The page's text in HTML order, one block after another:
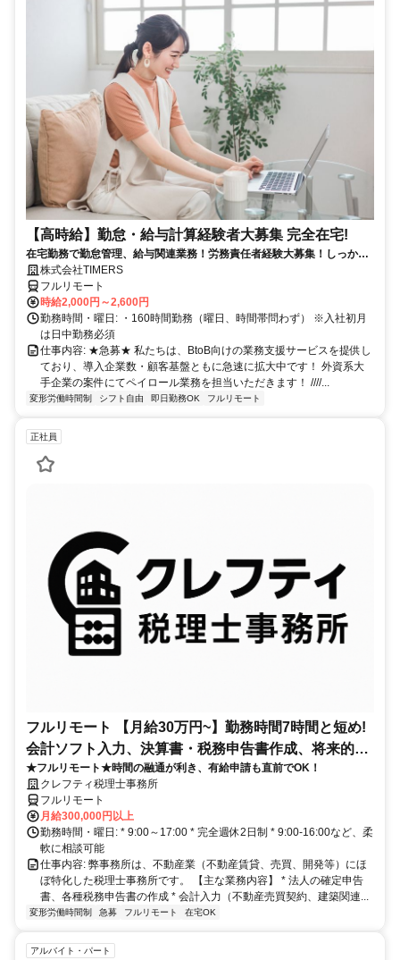
【高時給】勤怠・給与計算経験者大募集 完全在宅!
在宅勤務で勤怠管理、給与関連業務！労務責任者経験大募集！しっかり
稼ぎたい方、注目！
株式会社TIMERS
フルリモート
時給2,000円～2,600円
勤務時間・曜日: ・160時間勤務（曜日、時間帯問わず） ※入社初月
は日中勤務必須
仕事内容: ★急募★ 私たちは、BtoB向けの業務支援サービスを提供し
ており、導入企業数・顧客基盤ともに急速に拡大中です！ 外資系大
手企業の案件にてペイロール業務を担当いただきます！ ////...
変形労働時間制 シフト自由 即日勤務OK フルリモート
正社員
フルリモート 【月給30万円~】勤務時間7時間と短め!
会計ソフト入力、決算書・税務申告書作成、将来的に
決算説明も
★フルリモート★時間の融通が利き、有給申請も直前でOK！
クレフティ税理士事務所
フルリモート
月給300,000円以上
勤務時間・曜日: * 9:00～17:00 * 完全週休2日制 * 9:00-16:00など、柔
軟に相談可能
仕事内容: 弊事務所は、不動産業（不動産賃貸、売買、開発等）にほ
ぼ特化した税理士事務所です。 【主な業務内容】 * 法人の確定申告
書、各種税務申告書の作成 * 会計入力（不動産売買契約、建築関連...
変形労働時間制 急募 フルリモート 在宅OK
アルバイト・パート